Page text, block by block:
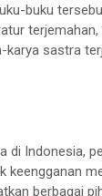
buku
karya sastra
Indonesia,
keengganan
berbagai